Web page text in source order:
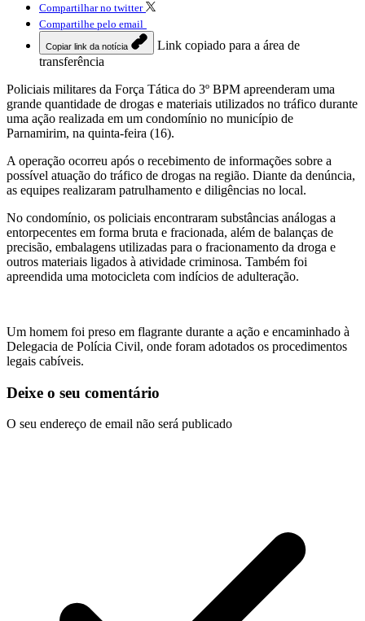
Compartilhar no twitter
Compartilhe pelo email
Copiar link da notícia
Link copiado para a área de
transferência
Policiais militares da Força Tática do 3º BPM apreenderam uma
grande quantidade de drogas e materiais utilizados no tráfico durante
uma ação realizada em um condomínio no município de
Parnamirim, na quinta-feira (16).
A operação ocorreu após o recebimento de informações sobre a
possível atuação do tráfico de drogas na região. Diante da denúncia,
as equipes realizaram patrulhamento e diligências no local.
No condomínio, os policiais encontraram substâncias análogas a
entorpecentes em forma bruta e fracionada, além de balanças de
precisão, embalagens utilizadas para o fracionamento da droga e
outros materiais ligados à atividade criminosa. Também foi
apreendida uma motocicleta com indícios de adulteração.
Um homem foi preso em flagrante durante a ação e encaminhado à
Delegacia de Polícia Civil, onde foram adotados os procedimentos
legais cabíveis.
Deixe o seu comentário
O seu endereço de email não será publicado